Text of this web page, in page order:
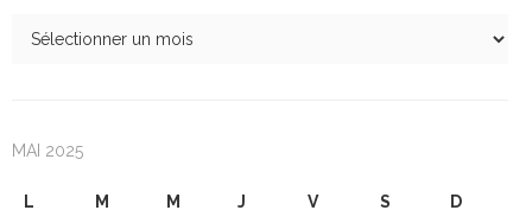
MAI 2025
L M M J V S D